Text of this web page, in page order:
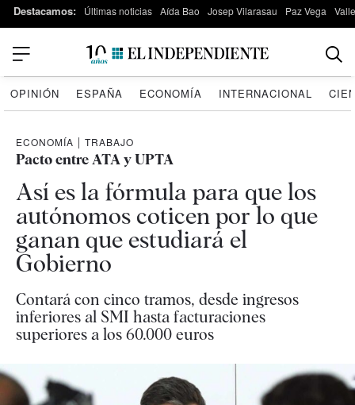
Destacamos: Últimas noticias Aída Bao Josep Vilarasau Paz Vega
OPINIÓN ESPAÑA ECONOMÍA INTERNACIONAL
ECONOMÍA | TRABAJO
Pacto entre ATA y UPTA
Así es la fórmula para que los
autónomos coticen por lo que
ganan que estudiará el
Gobierno
Contará con cinco tramos, desde ingresos
inferiores al SMI hasta facturaciones
superiores a los 60.000 euros